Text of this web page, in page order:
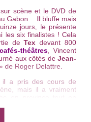
scène et le DVD de
Gabon… Il bluffe mais
jours, le présente
les six finalistes ! Cela
deTex devant 800
cafés-théâtres , Vincent
aux côtés de Jean-
de Roger Delattre.
il a pris des cours de
mais il a vraiment